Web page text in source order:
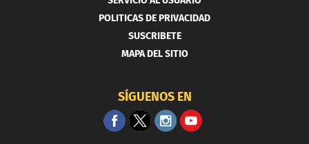
POLITICAS DE PRIVACIDAD
SUSCRIBETE
MAPA DEL SITIO
SÍGUENOS EN